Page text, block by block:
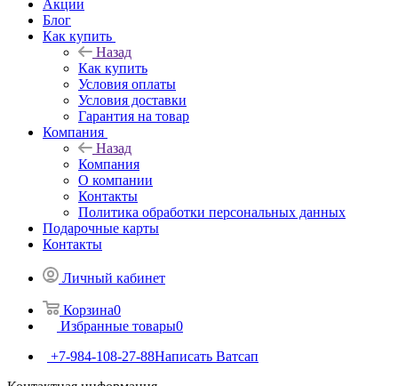
Акции
Блог
Как купить
Назад
Как купить
Условия оплаты
Условия доставки
Гарантия на товар
Компания
Назад
Компания
О компании
Контакты
Политика обработки персональных данных
Подарочные карты
Контакты
Личный кабинет
Корзина0
Избранные товары0
+7-984-108-27-88Написать Ватсап